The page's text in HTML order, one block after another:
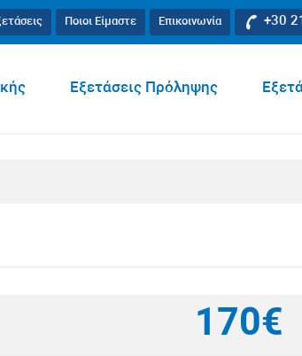
+30
Επικοινωνία
Ποιοι Είμαστε
Εξετάσεις Πρόληψης
170€